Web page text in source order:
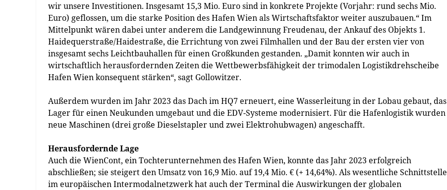
wir unsere Investitionen. Insgesamt 15,3 Mio. Euro sind in konkrete Projekte (Vorjahr: rund sechs Mio.
Euro) geflossen, um die starke Position des Hafen Wien als Wirtschaftsfaktor weiter auszubauen.“ Im
Mittelpunkt wären dabei unter anderem die Landgewinnung Freudenau, der Ankauf des Objekts 1.
Haidequerstraße/Haidestraße, die Errichtung von zwei Filmhallen und der Bau der ersten vier von
insgesamt sechs Leichtbauhallen für einen Großkunden gestanden. „Damit konnten wir auch in
wirtschaftlich herausfordernden Zeiten die Wettbewerbsfähigkeit der trimodalen Logistikdrehscheibe
Hafen Wien konsequent stärken“, sagt Gollowitzer.
Außerdem wurden im Jahr 2023 das Dach im HQ7 erneuert, eine Wasserleitung in der Lobau gebaut, das
Lager für einen Neukunden umgebaut und die EDV-Systeme modernisiert. Für die Hafenlogistik wurden
neue Maschinen (drei große Dieselstapler und zwei Elektrohubwagen) angeschafft.
Herausfordernde Lage
Auch die WienCont, ein Tochterunternehmen des Hafen Wien, konnte das Jahr 2023 erfolgreich
abschließen; sie steigert den Umsatz von 16,9 Mio. auf 19,4 Mio. € (+ 14,64%). Als wesentliche Schnittstelle
im europäischen Intermodalnetzwerk hat auch der Terminal die Auswirkungen der globalen